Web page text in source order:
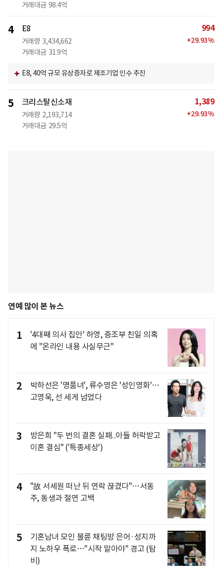
거래대금 98.4억
4 E8
거래량 3,434,662
거래대금 31.9억
994
+29.93%
E8, 40억 규모 유상증자로 제조기업 인수 추진
5 크리스탈신소재
거래량 2,193,714
거래대금 29.5억
1,389
+29.93%
연예 많이 본 뉴스
1
'4대째 의사 집안' 하영, 증조부 친일 의혹
에 "온라인 내용 사실무근"
2
박하선은 '명품녀', 류수영은 '성인영화'…
고영욱, 선 세게 넘었다
3
방은희 "두 번의 결혼 실패..아들 허락받고
이혼 결심" ('특종세상')
4
"故 서세원 떠난 뒤 연락 끊겼다"…서동
주, 동생과 절연 고백
5
기혼남녀 모인 불륜 채팅방 은어·성지까
지 노하우 폭로…"시작 말아야" 경고 (탐
비)